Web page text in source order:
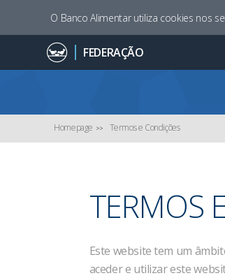
O Banco Alimentar utiliza cookies nos
FEDERAÇÃO
Homepage Termos e Condições
TERMOS
Este website tem um
aceder e utilizar este